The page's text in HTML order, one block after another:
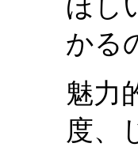
ほし
かる
魅力
度、